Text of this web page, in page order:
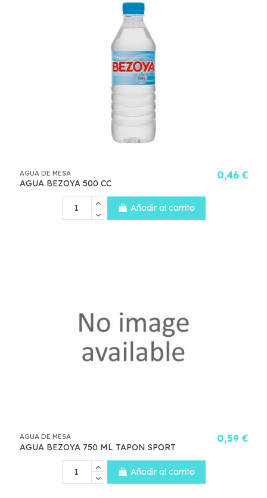
AGUA DE MESA
AGUA BEZOYA 500 CC
0,46 €
Añadir al carrito
AGUA DE MESA
AGUA BEZOYA 750 ML TAPON SPORT
0,59 €
Añadir al carrito